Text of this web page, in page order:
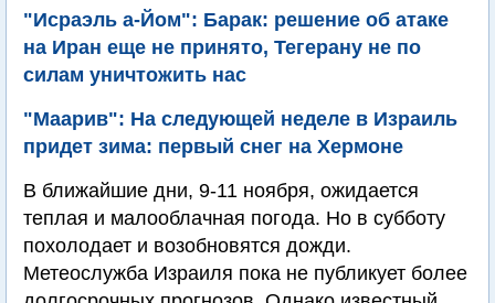
"Исраэль а-Йом": Барак: решение об атаке
на Иран еще не принято, Тегерану не по
силам уничтожить нас
"Маарив": На следующей неделе в Израиль
придет зима: первый снег на Хермоне
В ближайшие дни, 9-11 ноября, ожидается
теплая и малооблачная погода. Но в субботу
похолодает и возобновятся дожди.
Метеослужба Израиля пока не публикует более